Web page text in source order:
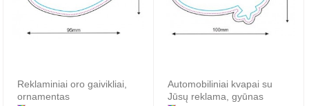
Reklaminiai oro gaivikliai,
ornamentas
Automobiliniai kvapai su
Jūsų reklama, gyūnas